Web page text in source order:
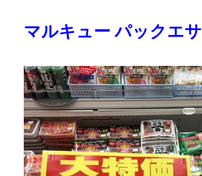
マルキュー パックエサ